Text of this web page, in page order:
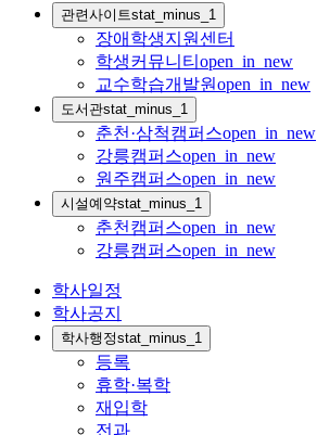
관련사이트stat_minus_1
장애학생지원센터
학생커뮤니티 open_in_new
교수학습개발원open_in_new
도서관stat_minus_1
춘천·삼척캠퍼스open_in_new
강릉캠퍼스open_in_new
원주캠퍼스open_in_new
시설예약stat_minus_1
춘천캠퍼스open_in_new
강릉캠퍼스open_in_new
학사일정
학사공지
학사행정stat_minus_1
등록
휴학·복학
재입학
전과